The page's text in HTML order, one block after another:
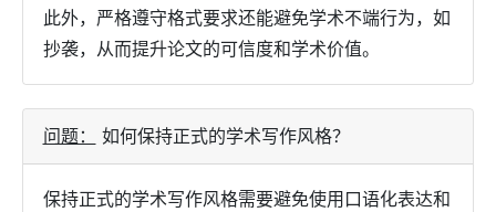
此外，严格遵守格式要求还能避免学术不端行为，如
抄袭，从而提升论文的可信度和学术价值。
问题： 如何保持正式的学术写作风格？
保持正式的学术写作风格需要避免使用口语化表达和